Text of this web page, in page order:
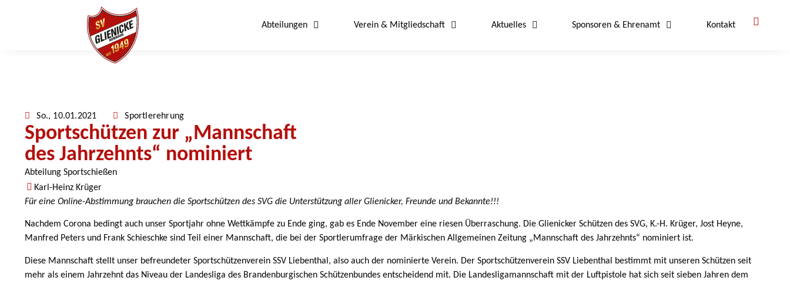
Abteilungen Verein & Mitgliedschaft Aktuelles Sponsoren & Ehrenamt Kontakt
So., 10.01.2021 Sportlerehrung
Sportschützen zur „Mannschaft
des Jahrzehnts“ nominiert
Abteilung Sportschießen
Karl-Heinz Krüger
Für eine Online-Abstimmung brauchen die Sportschützen des SVG die Unterstützung aller Glienicker, Freunde und Bekannte!!!
Nachdem Corona bedingt auch unser Sportjahr ohne Wettkämpfe zu Ende ging, gab es Ende November eine riesen Überraschung. Die Glienicker Schützen des SVG, K.-H. Krüger, Jost Heyne,
Manfred Peters und Frank Schieschke sind Teil einer Mannschaft, die bei der Sportlerumfrage der Märkischen Allgemeinen Zeitung „Mannschaft des Jahrzehnts“ nominiert ist.
Diese Mannschaft stellt unser befreundeter Sportschützenverein SSV Liebenthal, also auch der nominierte Verein. Der Sportschützenverein SSV Liebenthal bestimmt mit unseren Schützen seit
mehr als einem Jahrzehnt das Niveau der Landesliga des Brandenburgischen Schützenbundes entscheidend mit. Die Landesligamannschaft mit der Luftpistole hat sich seit sieben Jahren dem